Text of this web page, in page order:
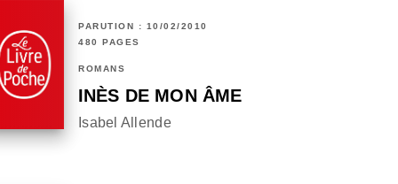
PARUTION : 10/02/2010
480 PAGES
ROMANS
INÈS DE MON ÂME
Isabel Allende